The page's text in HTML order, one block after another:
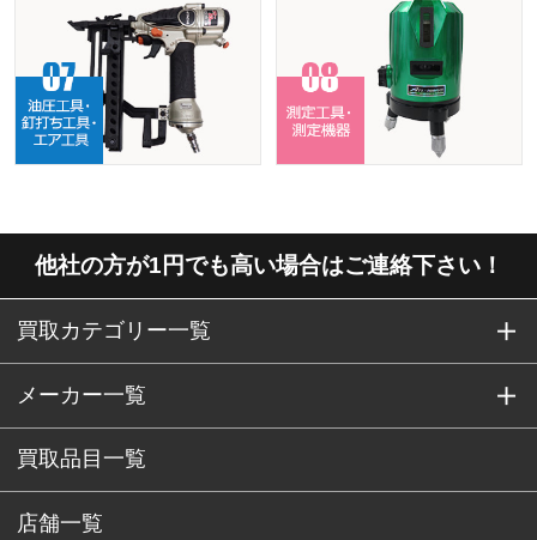
他社の方が1円でも高い場合はご連絡下さい！
買取カテゴリー一覧
メーカー一覧
買取品目一覧
店舗一覧